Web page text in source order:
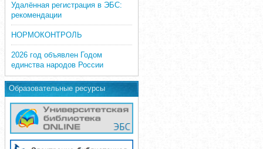
Удалённая регистрация в ЭБС:
рекомендации
НОРМОКОНТРОЛЬ
2026 год объявлен Годом
единства народов России
Образовательные ресурсы